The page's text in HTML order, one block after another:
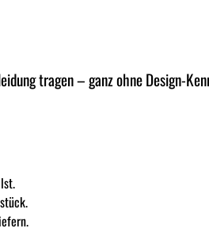
tragen – ganz ohne Design-